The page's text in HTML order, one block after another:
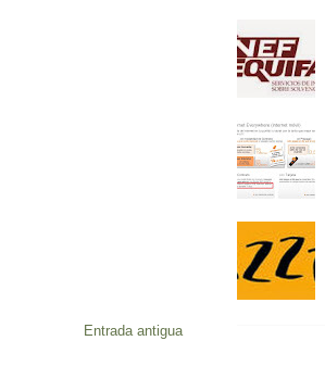
Entrada antigua